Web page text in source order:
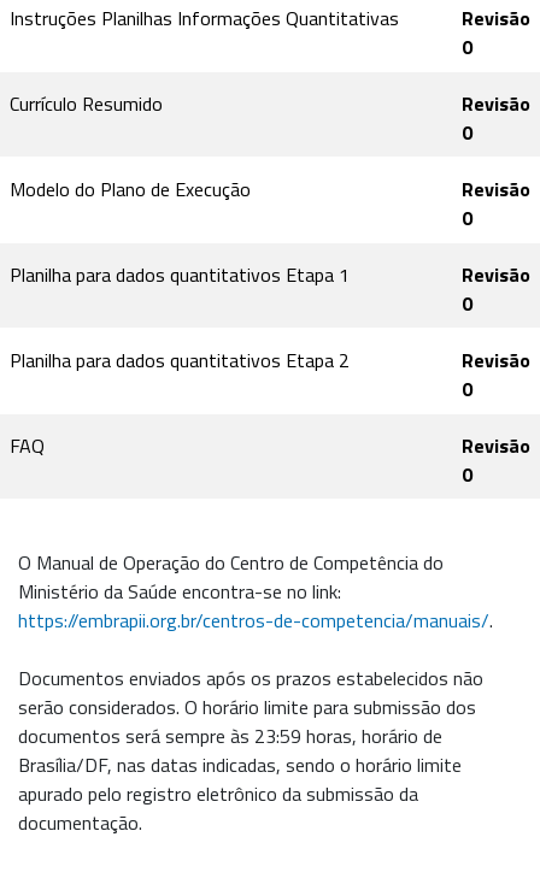
Instruções Planilhas Informações Quantitativas
Revisão
0
Currículo Resumido
Revisão
0
Modelo do Plano de Execução
Revisão
0
Planilha para dados quantitativos Etapa 1
Revisão
0
Planilha para dados quantitativos Etapa 2
Revisão
0
FAQ
Revisão
0
O Manual de Operação do Centro de Competência do
Ministério da Saúde encontra-se no link:
https://embrapii.org.br/centros-de-competencia/manuais/.
Documentos enviados após os prazos estabelecidos não
serão considerados. O horário limite para submissão dos
documentos será sempre às 23:59 horas, horário de
Brasília/DF, nas datas indicadas, sendo o horário limite
apurado pelo registro eletrônico da submissão da
documentação.